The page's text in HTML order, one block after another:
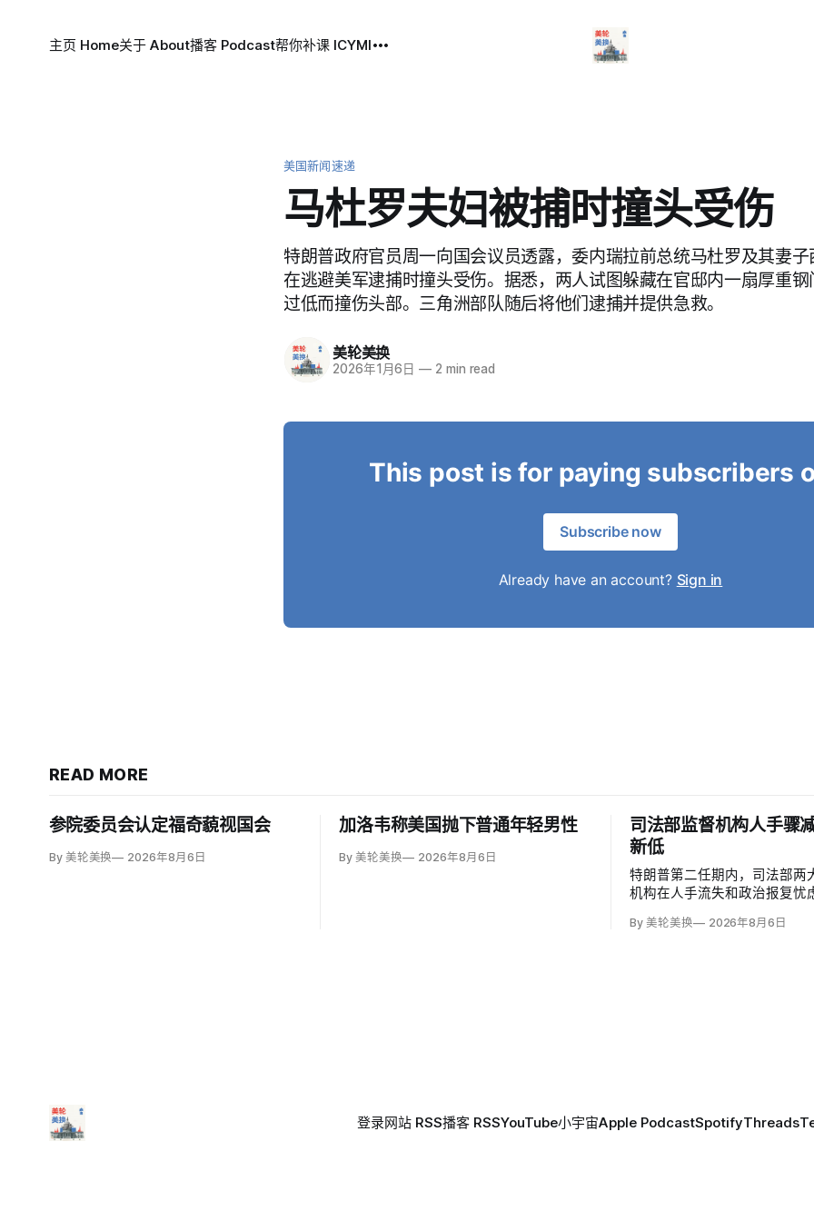
主页 Home关于 About播客 Podcast帮你补课 ICYMI
美国新闻速递
马杜罗夫妇被捕时撞头受伤
特朗普政府官员周一向国会议员透露，委内瑞拉前总统马杜罗及其妻子
在逃避美军逮捕时撞头受伤。据悉，两人试图躲藏在官邸内一扇厚重
过低而撞伤头部。三角洲部队随后将他们逮捕并提供急救。
美轮美换
2026年1月6日 — 2 min read
This post is for paying subscribers
Subscribe now
Already have an account? Sign in
READ MORE
参院委员会认定福奇藐视国会
By 美轮美换 2026年8月6日
加洛韦称美国抛下普通年轻男性
By 美轮美换 2026年8月6日
司法部监督机构人手骤
新低
特朗普第二任期内，司法部两
机构在人手流失和政治报复忧
降至16人，监察长办公室减
By 美轮美换 2026年8月6日
登录网站 RSS播客 RSSYouTube小宇宙Apple PodcastSpotifyThreads